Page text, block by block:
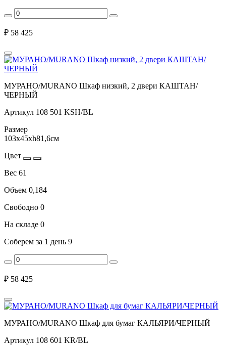
₽ 58 425
МУРАНО/MURANO Шкаф низкий, 2 двери КАШТАН/
ЧЕРНЫЙ
Артикул 108 501 KSH/BL
Размер
103x45xh81,6см
Цвет
Вес 61
Объем 0,184
Свободно 0
На складе 0
Соберем за 1 день 9
₽ 58 425
МУРАНО/MURANO Шкаф для бумаг КАЛЬЯРИ/ЧЕРНЫЙ
Артикул 108 601 KR/BL